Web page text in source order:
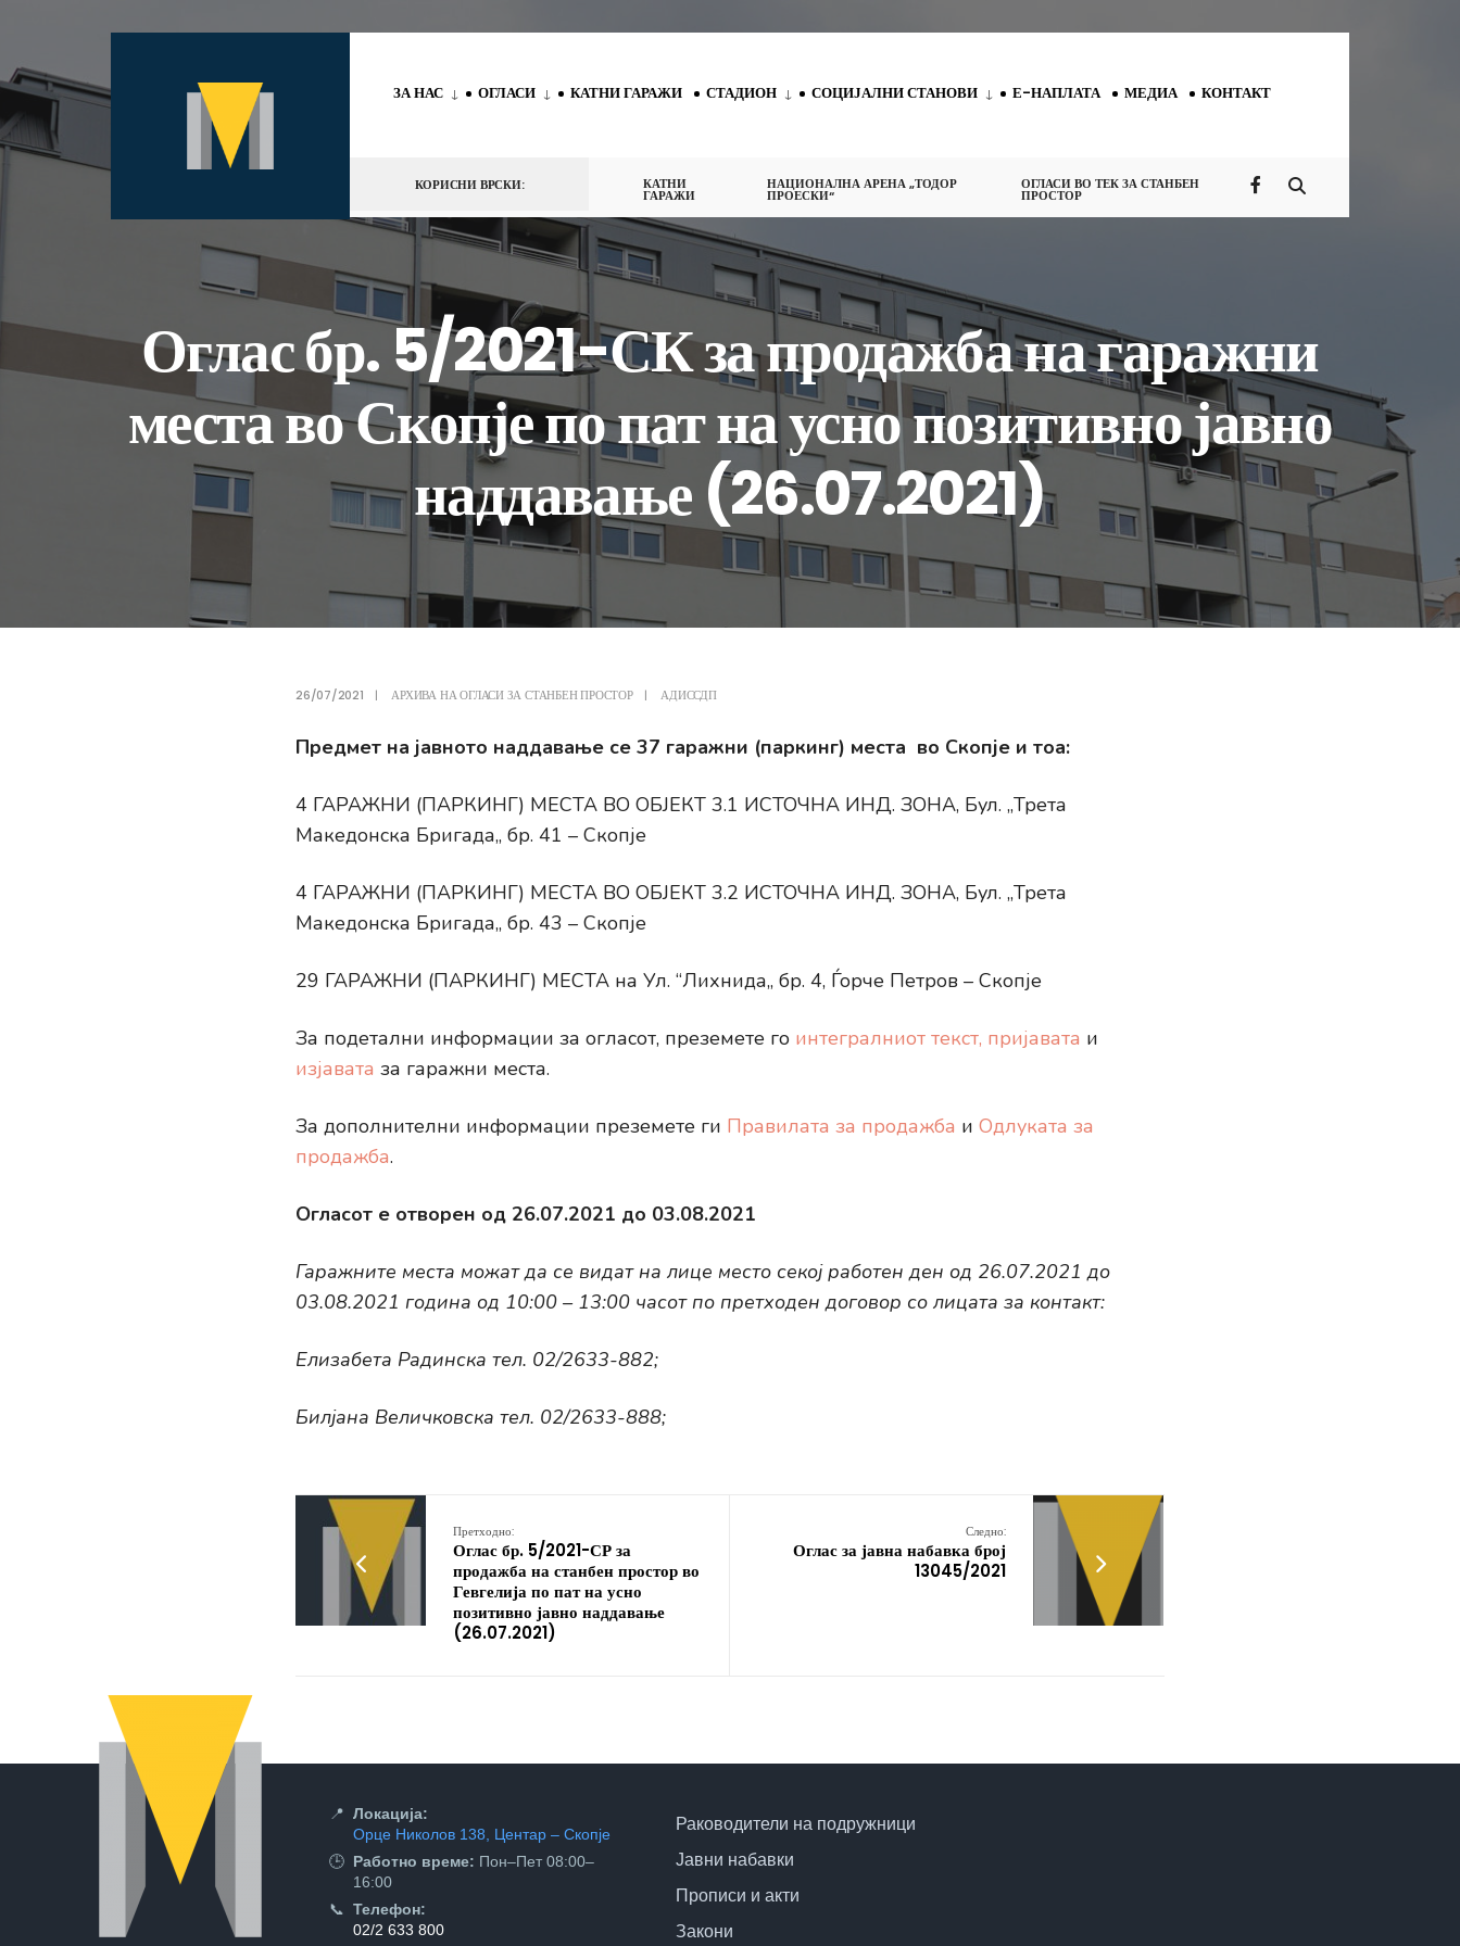
содржината
ЗА НАС ОГЛАСИ КАТНИ ГАРАЖИ СТАДИОН СОЦИЈАЛНИ СТАНОВИ Е-НАПЛАТА МЕДИА КОНТАКТ
КОРИСНИ ВРСКИ: КАТНИ
ГАРАЖИ
НАЦИОНАЛНА АРЕНА „ТОДОР
ПРОЕСКИ“
ОГЛАСИ ВО ТЕК ЗА СТАНБЕН
ПРОСТОР
Оглас бр. 5/2021-СК за продажба на гаражни
места во Скопје по пат на усно позитивно јавно
наддавање (26.07.2021)
26/07/2021 | АРХИВА НА ОГЛАСИ ЗА СТАНБЕН ПРОСТОР | АДИССДП
Предмет на јавното наддавање се 37 гаражни (паркинг) места во Скопје и тоа:
4 ГАРАЖНИ (ПАРКИНГ) МЕСТА ВО ОБЈЕКТ 3.1 ИСТОЧНА ИНД. ЗОНА, Бул. ,,Трета
Македонска Бригада,, бр. 41 – Скопје
4 ГАРАЖНИ (ПАРКИНГ) МЕСТА ВО ОБЈЕКТ 3.2 ИСТОЧНА ИНД. ЗОНА, Бул. ,,Трета
Македонска Бригада,, бр. 43 – Скопје
29 ГАРАЖНИ (ПАРКИНГ) МЕСТА на Ул. “Лихнида,, бр. 4, Ѓорче Петров – Скопје
За подетални информации за огласот, преземете го интегралниот текст, пријавата и
изјавата за гаражни места.
За дополнителни информации преземете ги Правилата за продажба и Одлуката за
продажба.
Огласот е отворен од 26.07.2021 до 03.08.2021
Гаражните места можат да се видат на лице место секој работен ден од 26.07.2021 до
03.08.2021 година од 10:00 – 13:00 часот по претходен договор со лицата за контакт:
Елизабета Радинска тел. 02/2633-882;
Билјана Величковска тел. 02/2633-888;
Претходно:
Оглас бр. 5/2021-СР за
продажба на станбен простор во
Гевгелија по пат на усно
позитивно јавно наддавање
(26.07.2021)
Следно:
Оглас за јавна набавка број
13045/2021
📍 Локација:
Орце Николов 138, Центар – Скопје
🕒 Работно време: Пон–Пет 08:00–
16:00
📞 Телефон:
02/2 633 800
Раководители на подружници
Јавни набавки
Прописи и акти
Закони